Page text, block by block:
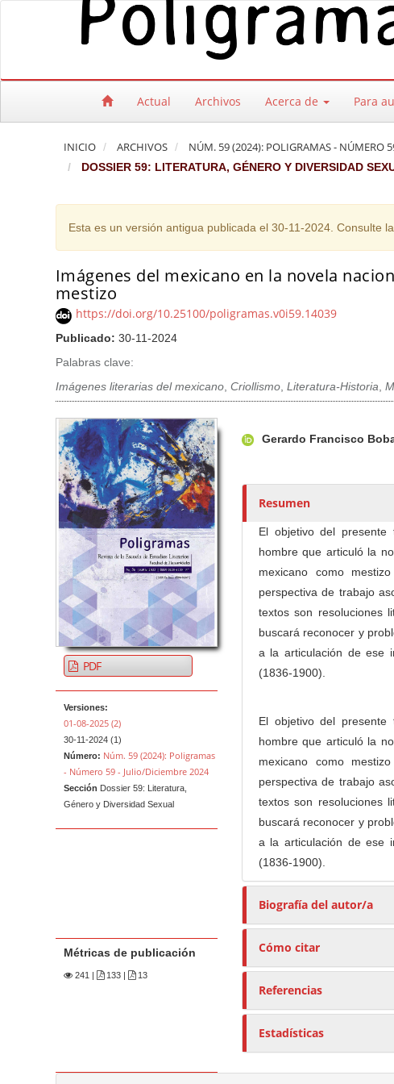
Salto rápido al contenido de la página
Navegación principal
Contenido principal
Actual Archivos Acerca de Para
INICIO ARCHIVOS NÚM. 59 (2024): POLIGRAMAS - NÚMERO
DOSSIER 59: LITERATURA, GÉNERO Y DIVERSIDAD
Esta es un versión antigua publicada el 30-11-2024. Consulte la
Imágenes del mexicano en la novela
mestizo
https://doi.org/10.25100/poligramas.v0i59.14039
Publicado: 30-11-2024
Palabras clave:
Imágenes literarias del mexicano, Criollismo, Literatura-Historia,
Barra lateral del artículo
PDF
Versiones:
01-08-2025 (2)
30-11-2024 (1)
Número: Núm. 59 (2024): Poligramas
- Número 59 - Julio/Diciembre 2024
Sección Dossier 59: Literatura,
Género y Diversidad Sexual
Métricas de publicación
241| 133 | 13
u
o
e
Gerardo Francisco
Resumen
El objetivo del presente
hombre que articuló la
mexicano como
perspectiva de trabajo
textos son resoluciones
buscará reconocer y
a la articulación de ese
(1836-1900).
El objetivo del presente
hombre que articuló la
mexicano como
perspectiva de trabajo
textos son resoluciones
buscará reconocer y
a la articulación de ese
(1836-1900).
Biografía del autor/a
Cómo citar
Referencias
Estadísticas